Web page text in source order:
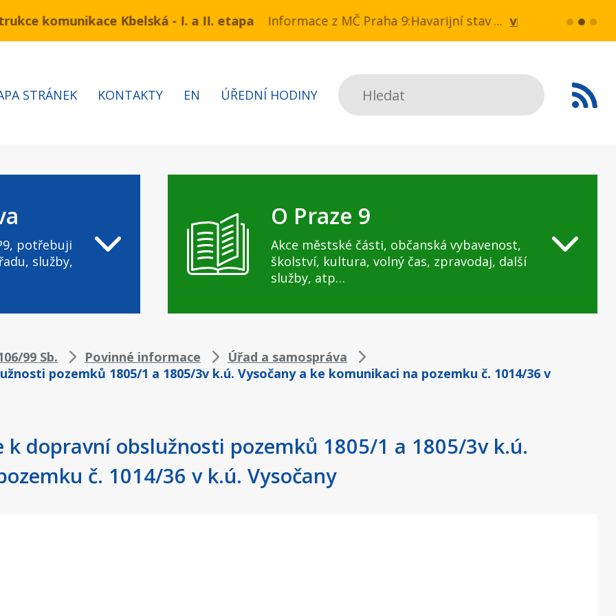
3.7 – 7.8.2026 bude probíhat obnova kabelů VN a NN v ul. Drahobejlova,
komunikace Kbelská - I. a II. etapa Informace z MČ Praha 9:Havarijní stav ulice Kbelská (úsek
více...
Hledat
STRÁNEK KONTAKTY EN ÚŘEDNÍ HODINY
potřebuji
služby,
O Praze 9
Akce městské části, občanská vybavenost,
školství, kultura, volný čas, zpravodaj, další
služby, atp…
99 Sb. Povinné informace
Úřad a samospráva
pozemků 1805/1 a 1805/3v k.ú. Vysočany a ke komunikaci na pozemku č. 1014/36 v
dopravní obslužnosti pozemků 1805/1 a 1805/3v k.ú.
č. 1014/36 v k.ú. Vysočany